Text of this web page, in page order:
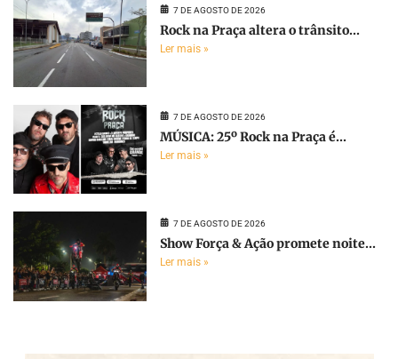
7 DE AGOSTO DE 2026
Rock na Praça altera o trânsito...
Ler mais »
7 DE AGOSTO DE 2026
MÚSICA: 25º Rock na Praça é...
Ler mais »
7 DE AGOSTO DE 2026
Show Força & Ação promete noite...
Ler mais »